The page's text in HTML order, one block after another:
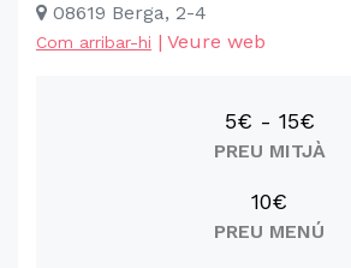
08619 Berga, 2-4
Com arribar-hi | Veure web
5€ - 15€
PREU MITJÀ
10€
PREU MENÚ